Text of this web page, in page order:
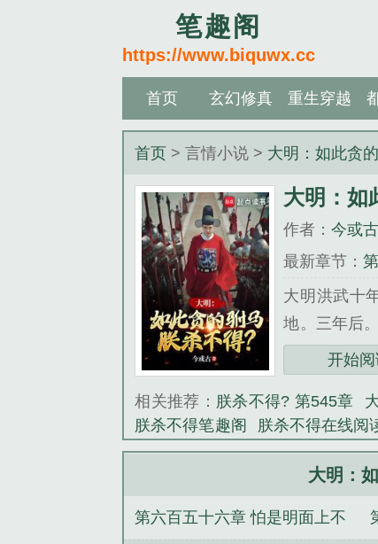
笔趣阁
https://www.biquwx.cc
首页 玄幻修真 重生穿越
首页 > 言情小说 > 大明：如此贪
大明：如
作者：今或古
最新章节：
得飞起
大明洪武十
地。三年后
僻的边陲小
暗自高兴自
易所，敛财
父皇若是要
《大明：如
开始阅
相关推荐： 朕杀不得? 第545章
朕杀不得笔趣阁
朕杀不得在线阅
或古 朕杀不得?免费阅读 朕杀不
朕杀不得? 第503章 朕杀
得?笔趣阁 从斗罗开始的自我奋
大明：
第六百五十六章 怕是明面上不